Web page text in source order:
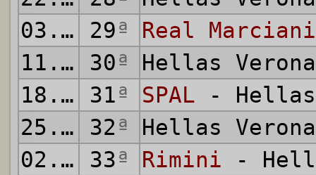
03.04.2010
29ª
Real
11.04.2010
30ª
Hellas
18.04.2010
31ª SPAL - Hellas
25.04.2010
32ª
Hellas
02.05.2010
33ª Rimini -